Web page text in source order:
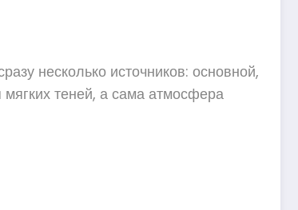
несколько источников: основной,
теней, а сама атмосфера